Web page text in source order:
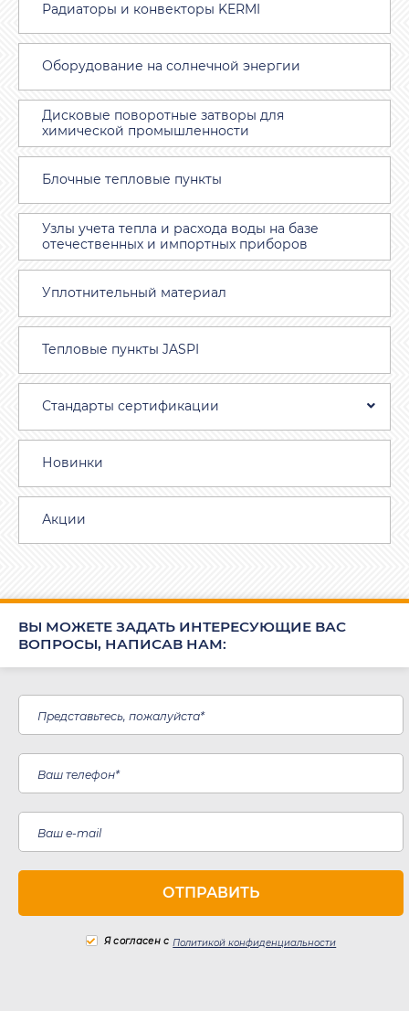
Радиаторы и конвекторы KERMI
Оборудование на солнечной энергии
Дисковые поворотные затворы для
химической промышленности
Блочные тепловые пункты
Узлы учета тепла и расхода воды на базе
отечественных и импортных приборов
Уплотнительный материал
Тепловые пункты JASPI
Стандарты сертификации
Новинки
Акции
ВЫ МОЖЕТЕ ЗАДАТЬ ИНТЕРЕСУЮЩИЕ ВАС
ВОПРОСЫ, НАПИСАВ НАМ:
Я согласен с Политикой конфиденциальности